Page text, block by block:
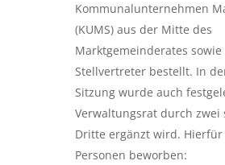
Kommunalunternehmen
(KUMS) aus der Mitte des
Marktgemeinderates sowie
Stellvertreter bestellt. In
Sitzung wurde auch
Verwaltungsrat durch zwei
Dritte ergänzt wird.
Personen beworben: